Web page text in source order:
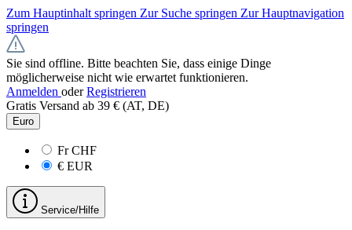
Zum Hauptinhalt springen Zur Suche springen Zur Hauptnavigation
springen
Sie sind offline. Bitte beachten Sie, dass einige Dinge
möglicherweise nicht wie erwartet funktionieren.
Anmelden oder Registrieren
Gratis Versand ab 39 € (AT, DE)
Euro
FrCHF
€ EUR
Service/Hilfe